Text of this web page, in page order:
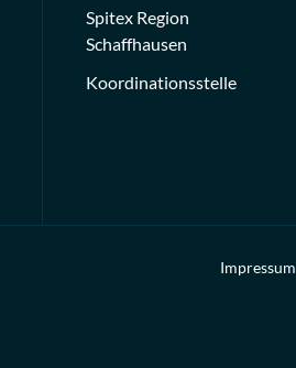
Spitex Region
Schaffhausen
Koordinationsstelle
Impressum